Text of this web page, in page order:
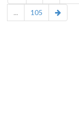
...
105